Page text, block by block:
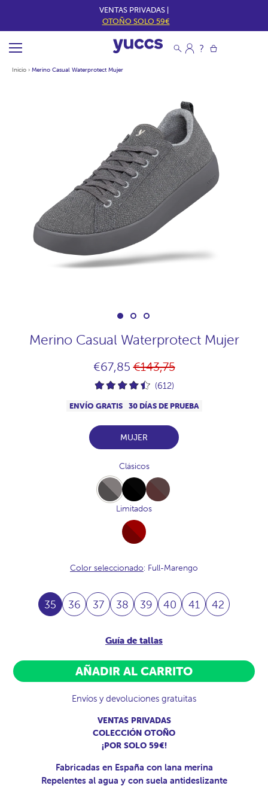
VENTAS PRIVADAS |
OTOÑO SOLO 59€
Inicio › Merino Casual Waterprotect Mujer
Merino Casual Waterprotect Mujer
€67,85Precio
habitual
€143,75
(612)
ENVÍO GRATIS 30 DÍAS DE PRUEBA
MUJER
Clásicos
Full-
Marengo
Full-
Black
Full-
Chocolate
Limitados
Full-
Burdeos
Color seleccionado: Full-Marengo
35 36 37 38 39 40 41 42
Guía de tallas
AÑADIR AL CARRITO
Envíos y devoluciones gratuitas
VENTAS PRIVADAS
COLECCIÓN OTOÑO
¡POR SOLO 59€!
Fabricadas en España con lana merina
Repelentes al agua y con suela antideslizante